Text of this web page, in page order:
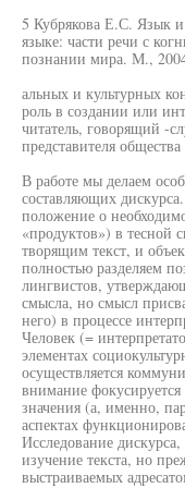
5 Кубрякова Е.С. Язык
языке: части речи с
познании мира. М.,
альных и культурных
роль в создании или
читатель, говорящий -
представителя
В работе мы делаем
составляющих
положение о
«продуктов») в тесной
творящим текст, и
полностью разделяем
лингвистов,
смысла, но смысл
него) в процессе
Человек (=
элементах
осуществляется
внимание
значения (а, именно,
аспектах
Исследование
изучение текста, но
выстраиваемых